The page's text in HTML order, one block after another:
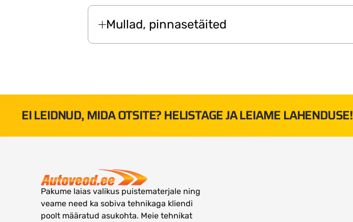
Mullad, pinnasetäited
EI LEIDNUD, MIDA OTSITE? HELISTAGE JA LEIAME LAHENDUSE!
Pakume laias valikus puistematerjale ning
veame need ka sobiva tehnikaga kliendi
poolt määratud asukohta. Meie tehnikat